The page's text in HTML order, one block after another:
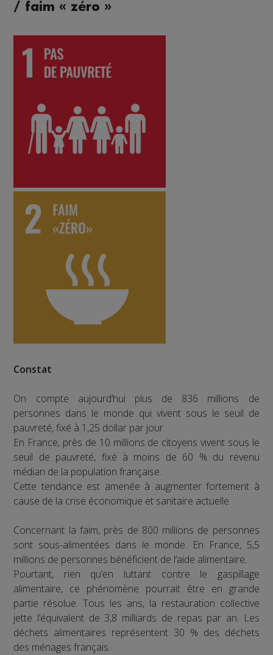
/ faim « zéro »
Constat
On compte aujourd’hui plus de 836 millions de
personnes dans le monde qui vivent sous le seuil de
pauvreté, fixé à 1,25 dollar par jour.
En France, près de 10 millions de citoyens vivent sous le
seuil de pauvreté, fixé à moins de 60 % du revenu
médian de la population française.
Cette tendance est amenée à augmenter fortement à
cause de la crise économique et sanitaire actuelle.
Concernant la faim, près de 800 millions de personnes
sont sous-alimentées dans le monde. En France, 5,5
millions de personnes bénéficient de l’aide alimentaire.
Pourtant, rien qu’en luttant contre le gaspillage
alimentaire, ce phénomène pourrait être en grande
partie résolue. Tous les ans, la restauration collective
jette l’équivalent de 3,8 milliards de repas par an. Les
déchets alimentaires représentent 30 % des déchets
des ménages français.